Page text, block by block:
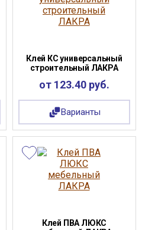
Клей КС универсальный
строительный ЛАКРА
от 123.40 руб.
Варианты
Клей ПВА ЛЮКС